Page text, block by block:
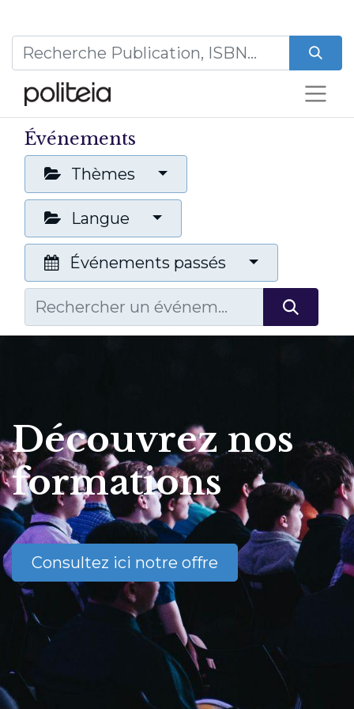
Événements
Thèmes
Langue
Événements passés
Découvrez nos
formations
Consultez ici notre offre